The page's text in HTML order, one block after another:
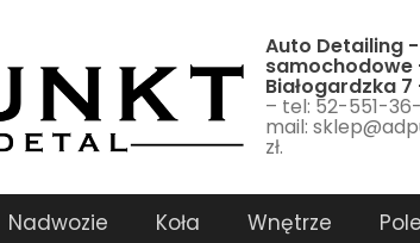
Auto Detailing
samochodowe
Białogardzka
– tel: 52-551-
mail:
zł.
Nadwozie Koła Wnętrze